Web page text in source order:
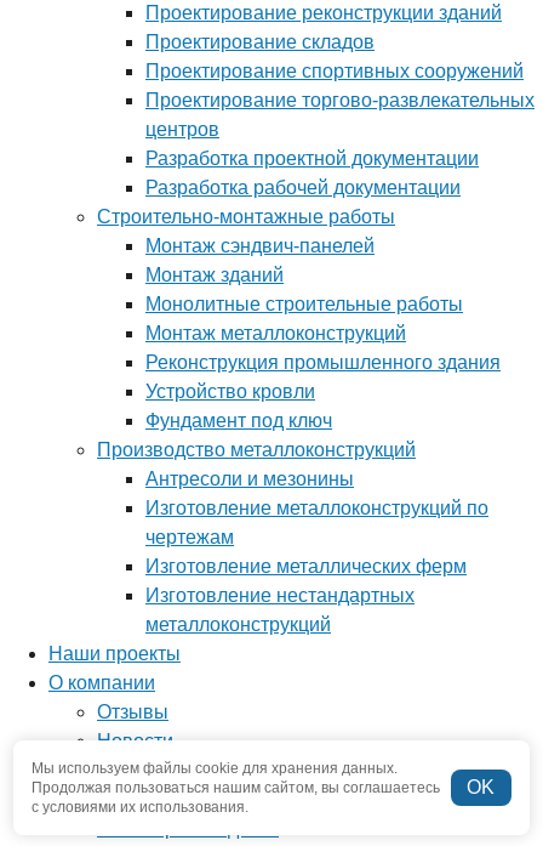
Мы используем файлы cookie для хранения данных.
Продолжая пользоваться нашим сайтом, вы соглашаетесь
с условиями их использования.
OK
Проектирование реконструкции зданий
Проектирование складов
Проектирование спортивных сооружений
Проектирование торгово-развлекательных
центров
Разработка проектной документации
Разработка рабочей документации
Строительно-монтажные работы
Монтаж сэндвич-панелей
Монтаж зданий
Монолитные строительные работы
Монтаж металлоконструкций
Реконструкция промышленного здания
Устройство кровли
Фундамент под ключ
Производство металлоконструкций
Антресоли и мезонины
Изготовление металлоконструкций по
чертежам
Изготовление металлических ферм
Изготовление нестандартных
металлоконструкций
Наши проекты
О компании
Отзывы
Новости
Вопрос-ответ
Наша команда